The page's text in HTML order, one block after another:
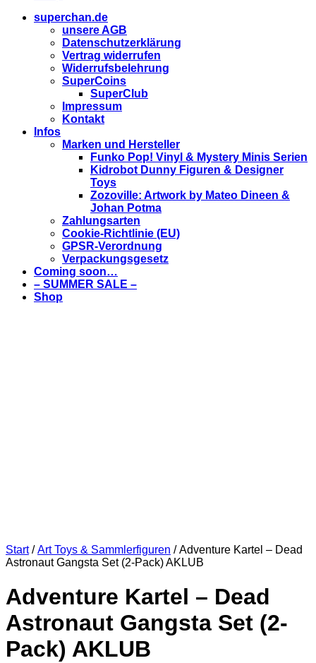
superchan.de
unsere AGB
Datenschutzerklärung
Vertrag widerrufen
Widerrufsbelehrung
SuperCoins
SuperClub
Impressum
Kontakt
Infos
Marken und Hersteller
Funko Pop! Vinyl & Mystery Minis Serien
Kidrobot Dunny Figuren & Designer
Toys
Zozoville: Artwork by Mateo Dineen &
Johan Potma
Zahlungsarten
Cookie-Richtlinie (EU)
GPSR-Verordnung
Verpackungsgesetz
Coming soon…
– SUMMER SALE –
Shop
Start/Art Toys & Sammlerfiguren / Adventure Kartel – Dead
Astronaut Gangsta Set (2-Pack) AKLUB
Adventure Kartel – Dead
Astronaut Gangsta Set (2-
Pack) AKLUB